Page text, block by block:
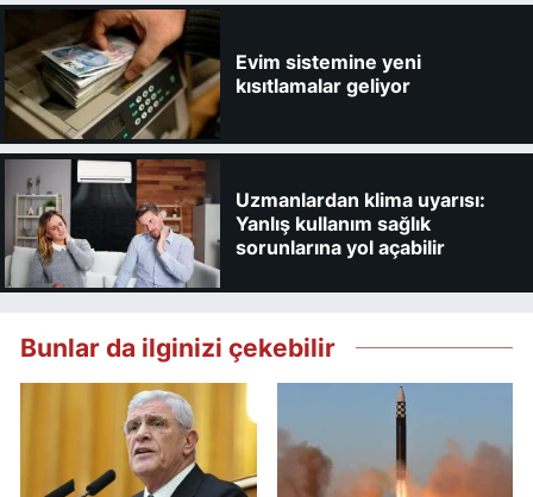
Evim sistemine yeni
kısıtlamalar geliyor
Uzmanlardan klima uyarısı:
Yanlış kullanım sağlık
sorunlarına yol açabilir
Bunlar da ilginizi çekebilir